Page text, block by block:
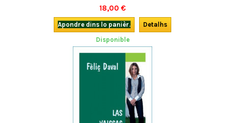
esmovent. Amb CD enregistrat per l'autora.
18,00 €
Apondre dins lo panièr.
Detalhs
Disponible